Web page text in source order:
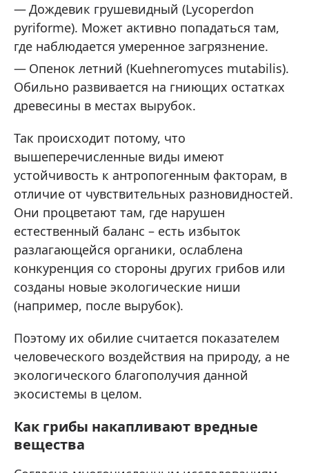
Дождевик грушевидный (Lycoperdon
pyriforme). Может активно попадаться там,
где наблюдается умеренное загрязнение.
Опенок летний (Kuehneromyces mutabilis).
Обильно развивается на гниющих остатках
древесины в местах вырубок.
Так происходит потому, что
вышеперечисленные виды имеют
устойчивость к антропогенным факторам, в
отличие от чувствительных разновидностей.
Они процветают там, где нарушен
естественный баланс – есть избыток
разлагающейся органики, ослаблена
конкуренция со стороны других грибов или
созданы новые экологические ниши
(например, после вырубок).
Поэтому их обилие считается показателем
человеческого воздействия на природу, а не
экологического благополучия данной
экосистемы в целом.
Как грибы накапливают вредные
вещества